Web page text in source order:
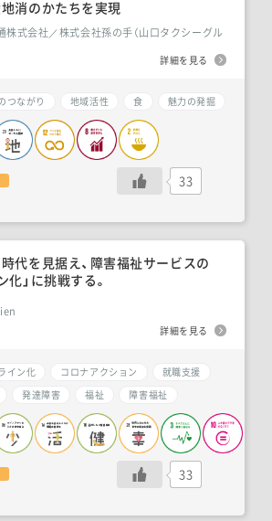
代を見据え、障害福祉サービスの
化」に挑戦する。
詳細を見る
イン化 コロナアクション
就職支援
発達障害 福祉 障害福祉
33
消のかたちを実現
株式会社／株式会社孫の手（山口タクシーグル
詳細を見る
つながり 地域活性 食 魅力の発掘
33